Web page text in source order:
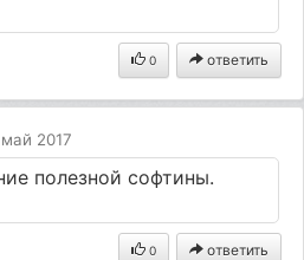
0 ответить
2017
полезной софтины.
0 ответить